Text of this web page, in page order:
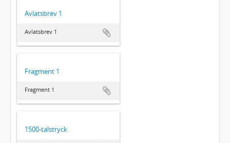
Avlatsbrev 1
Avlatsbrev 1
Fragment 1
Fragment 1
1500-talstryck